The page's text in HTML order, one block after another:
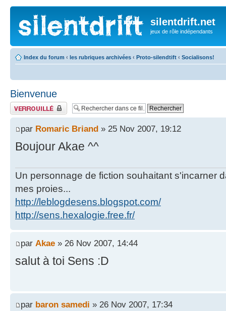
silentdrift.net
jeux de rôle indépendants
Index du forum ‹ les rubriques archivées ‹ Proto-silendtift ‹ Socialisons!
Bienvenue
Fil verrouillé
par Romaric Briand » 25 Nov 2007, 19:12
Boujour Akae ^^
Un personnage de fiction souhaitant s'incarner
mes proies...
http://leblogdesens.blogspot.com/
http://sens.hexalogie.free.fr/
par Akae » 26 Nov 2007, 14:44
salut à toi Sens :D
par baron samedi » 26 Nov 2007, 17:34